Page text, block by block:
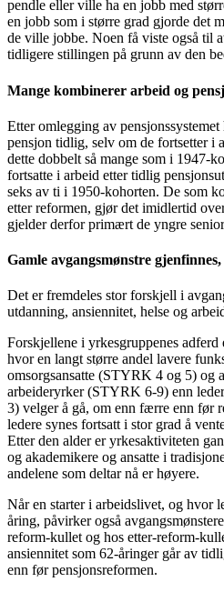
pendle eller ville ha en jobb med
en jobb som i større grad gjorde det
de ville jobbe. Noen få viste også til
tidligere stillingen på grunn av den
Mange kombinerer arbeid og
Etter omlegging av
pensjon tidlig, selv om de fortsetter i
dette dobbelt så mange som i 1947-
fortsatte i arbeid etter tidlig
seks av ti i 1950-kohorten. De som
etter reformen, gjør det imidlertid
gjelder derfor primært de yngre
Gamle avgangsmønstre
Det er fremdeles stor forskjell i
utdanning, ansiennitet, helse og
Forskjellene i yrkesgruppenes
hvor en langt større andel lavere
omsorgsansatte (STYRK 4 og 5) og
arbeideryrker (STYRK 6-9) enn
3) velger å gå, om enn færre enn før
ledere synes fortsatt i stor grad å
Etter den alder er yrkesaktiviteten
og akademikere og ansatte i
andelene som deltar nå er høyere.
Når en starter i arbeidslivet, og hvor
åring, påvirker også
reform-kullet og hos etter-reform-
ansiennitet som 62-åringer går av
enn før pensjonsreformen.